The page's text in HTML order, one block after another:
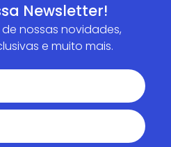
Newsletter!
nossas novidades,
e muito mais.